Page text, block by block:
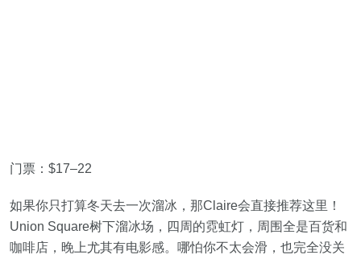
门票：$17–22
如果你只打算冬天去一次溜冰，那Claire会直接推荐这里！
Union Square树下溜冰场，四周的霓虹灯，周围全是百货和
咖啡店，晚上尤其有电影感。哪怕你不太会滑，也完全没关